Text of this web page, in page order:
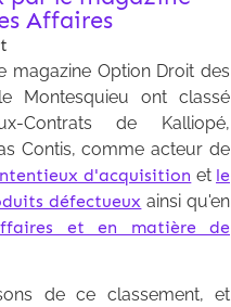
Affaires
magazine Option Droit des
Montesquieu ont classé
Contrats de Kalliopé,
Contis, comme acteur de
d'acquisition et le
défectueux ainsi qu'en
et en matière de
de ce classement, et